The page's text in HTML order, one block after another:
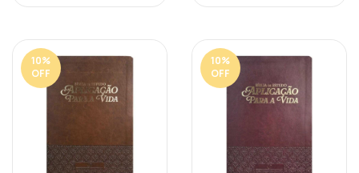
10%
OFF
10%
OFF